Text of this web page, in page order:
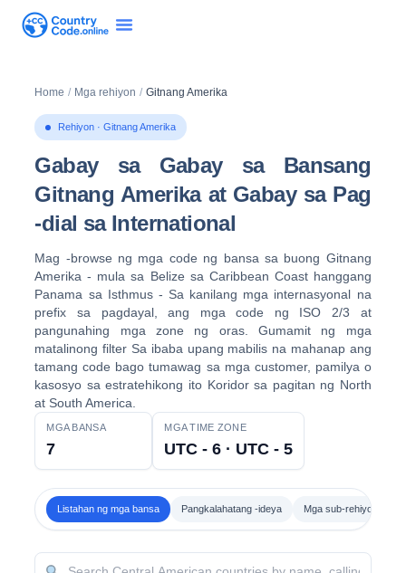
Home / Mga rehiyon / Gitnang Amerika
Rehiyon · Gitnang Amerika
Gabay sa Gabay sa Bansang
Gitnang Amerika at Gabay sa Pag
-dial sa International
Mag -browse ng mga code ng bansa sa buong Gitnang
Amerika - mula sa Belize sa Caribbean Coast hanggang
Panama sa Isthmus - Sa kanilang mga internasyonal na
prefix sa pagdayal, ang mga code ng ISO 2/3 at
pangunahing mga zone ng oras. Gumamit ng mga
matalinong filter Sa ibaba upang mabilis na mahanap ang
tamang code bago tumawag sa mga customer, pamilya o
kasosyo sa estratehikong ito Koridor sa pagitan ng North
at South America.
MGA BANSA
7
MGA TIME ZONE
UTC - 6 · UTC - 5
Listahan ng mga bansa Pangkalahatang -ideya Mga sub-rehiyon